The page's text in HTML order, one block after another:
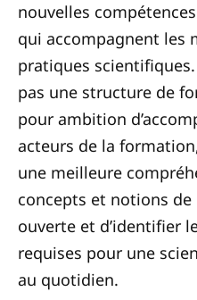
nouvelles
qui accompagnent les
pratiques scientifiques.
pas une structure de
pour ambition
acteurs de la
une meilleure
concepts et notions de
ouverte et d’identifier
requises pour une
au quotidien.